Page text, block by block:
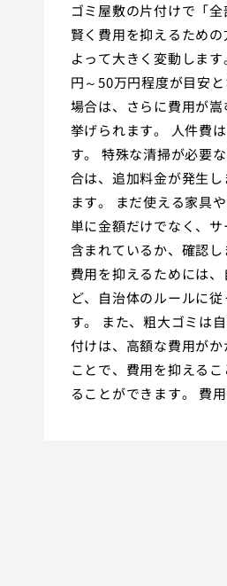
ゴミ屋敷の片付けで「
賢く費用を抑えるため
よって大きく変動しま
円～50万円程度が目安
場合は、さらに費用が
挙げられます。 人件費
す。 特殊な清掃が必要
合は、追加料金が発生
ます。 まだ使える家具
単に金額だけでなく、
含まれているか、確認
費用を抑えるためには
ど、自治体のルールに
す。 また、粗大ゴミは
付けは、高額な費用が
ことで、費用を抑える
ることができます。 費